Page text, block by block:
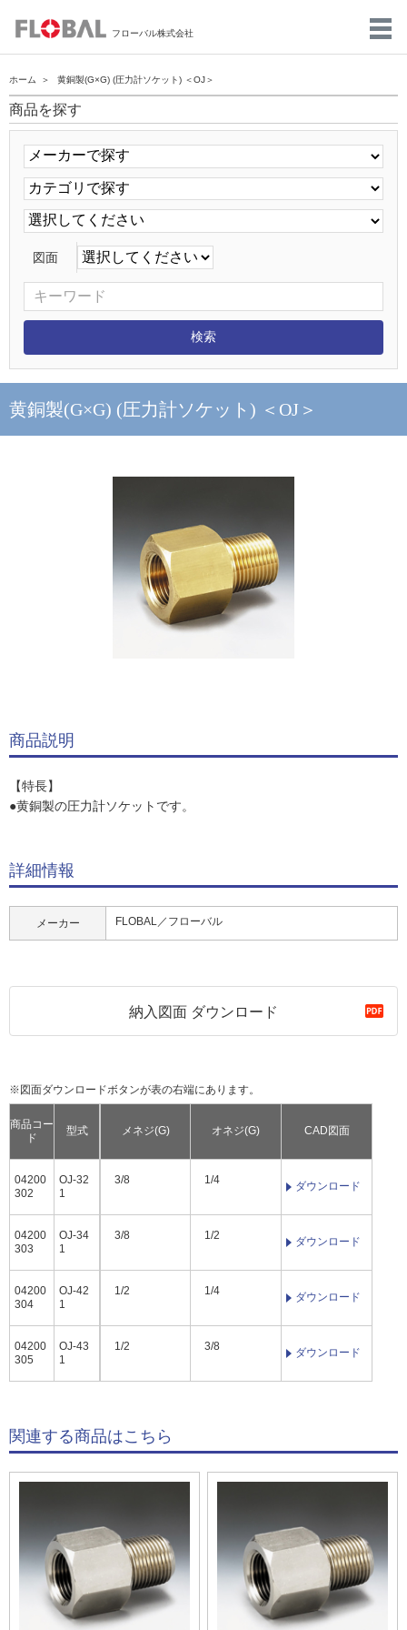
フローバル株式会社
ホーム 黄銅製(G×G) (圧力計ソケット) ＜OJ＞
商品を探す
図面
黄銅製(G×G) (圧力計ソケット) ＜OJ＞
商品説明
【特長】
●黄銅製の圧力計ソケットです。
詳細情報
メーカー FLOBAL／フローバル
納入図面 ダウンロード
※図面ダウンロードボタンが表の右端にあります。
商品コー
ド
型式
04200
302
OJ-32
1
04200
303
OJ-34
1
04200
304
OJ-42
1
04200
305
OJ-43
1
メネジ(G) オネジ(G)
3/8 1/4
3/8 1/2
1/2 1/4
1/2 3/8
CAD図面
ダウンロード
ダウンロード
ダウンロード
ダウンロード
関連する商品はこちら